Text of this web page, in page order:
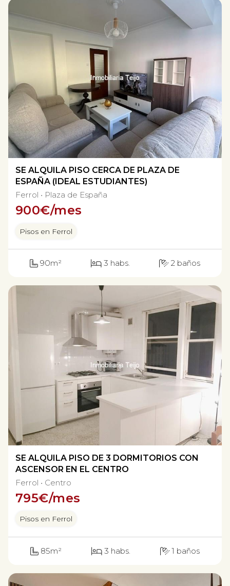
SE ALQUILA PISO CERCA DE PLAZA DE
ESPAÑA (IDEAL ESTUDIANTES)
900€/mes
90m² 3 habs. 2 baños
Ferrol Plaza de España
Pisos en Ferrol
SE ALQUILA PISO DE 3 DORMITORIOS CON
ASCENSOR EN EL CENTRO
795€/mes
85m² 3 habs. 1 baños
Ferrol Centro
Pisos en Ferrol